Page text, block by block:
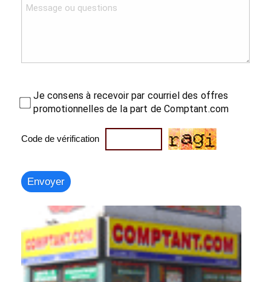
Je consens à recevoir par courriel des offres
promotionnelles de la part de Comptant.com
Code de vérification